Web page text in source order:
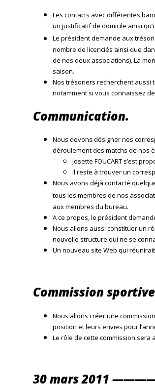
Les contacts avec différentes
un justificatif de domicile ainsi
Le président demande aux
nombre de licenciés ainsi que
de nos deux associations). La
saison.
Nos trésoriers recherchent aussi
notamment si vous connaissez
Communication.
Nous devons désigner nos
déroulement des matchs de nos
Josette FOUCART s’est
Il reste à trouver un
Nous avons déjà contacté
tous les membres de nos
aux membres du bureau.
A ce propos, le président
Nous allons aussi constituer un
nouvelle structure qui ne se
Un nouveau site Web qui
Commission
Nous allons créer une
position et leurs envies pour
Le rôle de cette commission sera
30 mars 2011